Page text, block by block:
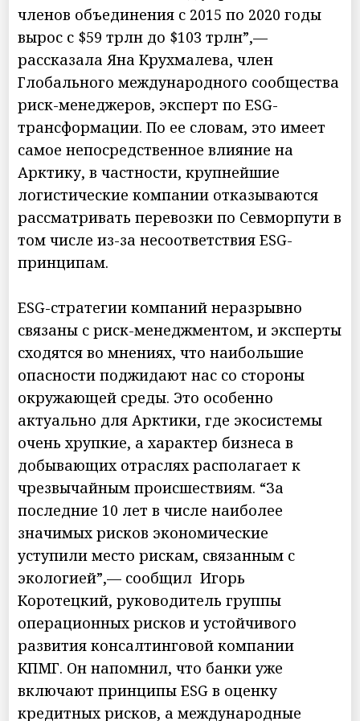
членов объединения с 2015 по 2020 годы
вырос с $59 трлн до $103 трлн”,—
рассказала Яна Крухмалева, член
Глобального международного сообщества
риск-менеджеров, эксперт по ESG-
трансформации. По ее словам, это имеет
самое непосредственное влияние на
Арктику, в частности, крупнейшие
логистические компании отказываются
рассматривать перевозки по Севморпути в
том числе из-за несоответствия ESG-
принципам.
ESG-стратегии компаний неразрывно
связаны с риск-менеджментом, и эксперты
сходятся во мнениях, что наибольшие
опасности поджидают нас со стороны
окружающей среды. Это особенно
актуально для Арктики, где экосистемы
очень хрупкие, а характер бизнеса в
добывающих отраслях располагает к
чрезвычайным происшествиям. “За
последние 10 лет в числе наиболее
значимых рисков экономические
уступили место рискам, связанным с
экологией”,— сообщил Игорь
Коротецкий, руководитель группы
операционных рисков и устойчивого
развития консалтинговой компании
КПМГ. Он напомнил, что банки уже
включают принципы ESG в оценку
кредитных рисков, а международные